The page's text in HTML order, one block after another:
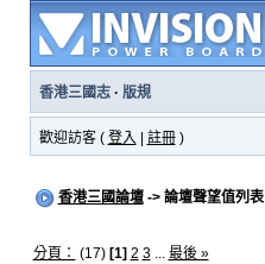
香港三國志· 版規
歡迎訪客 ( 登入 註冊)
香港三國論壇-> 論壇聲望值列表
分頁： (17) [1] 2 3... 最後 »